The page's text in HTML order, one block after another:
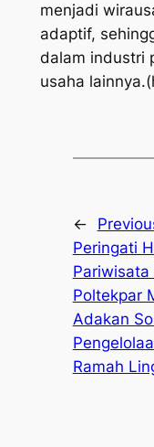
menjadi
adaptif,
dalam industri
usaha
←
Peringati
Pariwisata
Poltekpar
Adakan
Ramah